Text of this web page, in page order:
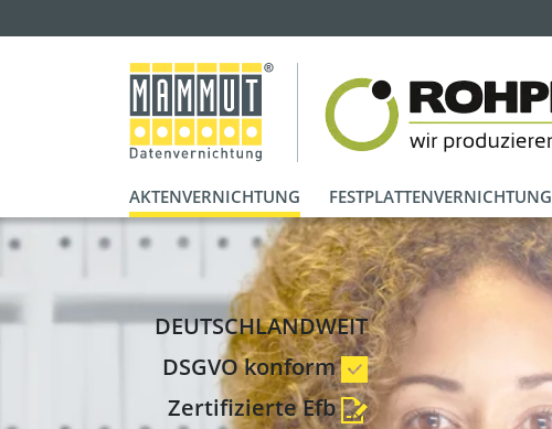
AKTENVERNICHTUNG FESTPLATTENVERNICHTUNG
DEUTSCHLANDWEIT
DSGVO konform
Zertifizierte Efb